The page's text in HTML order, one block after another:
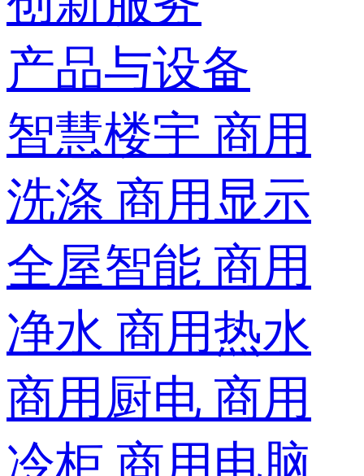
产品与设备
智慧楼宇 商用
洗涤 商用显示
全屋智能 商用
净水 商用热水
商用厨电 商用
冷柜 商用电脑